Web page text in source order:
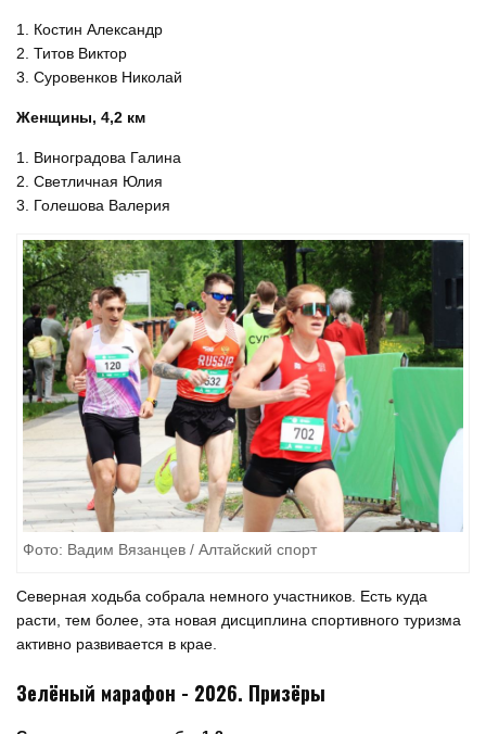
1. Костин Александр
2. Титов Виктор
3. Суровенков Николай
Женщины, 4,2 км
1. Виноградова Галина
2. Светличная Юлия
3. Голешова Валерия
Фото: Вадим Вязанцев / Алтайский спорт
Северная ходьба собрала немного участников. Есть куда
расти, тем более, эта новая дисциплина спортивного туризма
активно развивается в крае.
Зелёный марафон - 2026. Призёры